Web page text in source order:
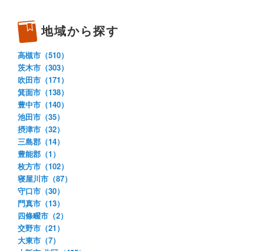
地域から探す
高槻市（510）
茨木市（303）
吹田市（171）
箕面市（138）
豊中市（140）
池田市（35）
摂津市（32）
三島郡（14）
豊能郡（1）
枚方市（102）
寝屋川市（87）
守口市（30）
門真市（13）
四條畷市（2）
交野市（21）
大東市（7）